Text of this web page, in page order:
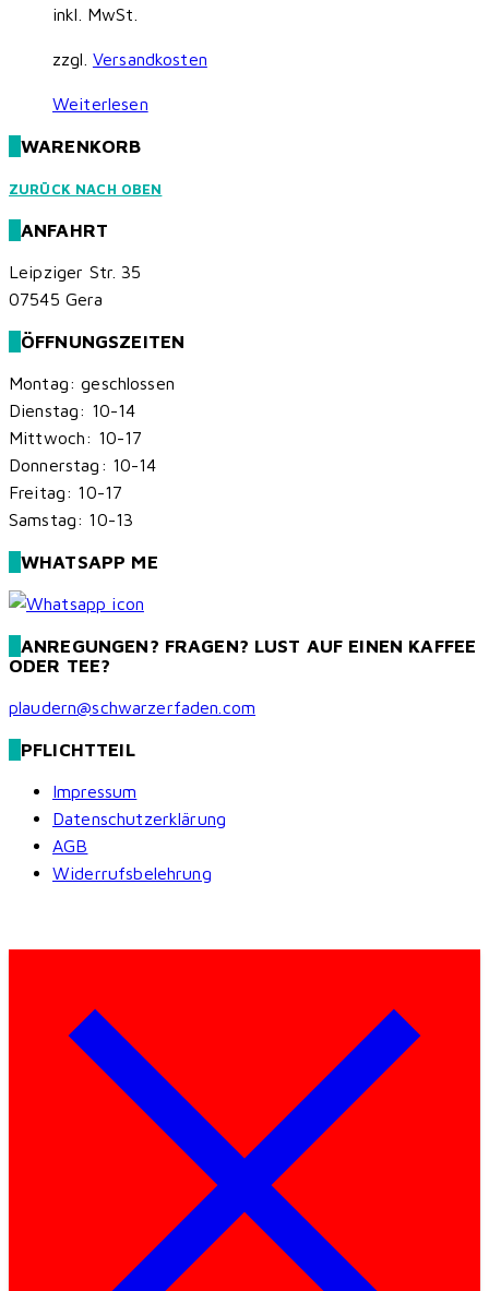
inkl. MwSt.
zzgl. Versandkosten
Weiterlesen
WARENKORB
ZURÜCK NACH OBEN
ANFAHRT
Leipziger Str. 35
07545 Gera
ÖFFNUNGSZEITEN
Montag: geschlossen
Dienstag: 10-14
Mittwoch: 10-17
Donnerstag: 10-14
Freitag: 10-17
Samstag: 10-13
WHATSAPP ME
ANREGUNGEN? FRAGEN? LUST AUF EINEN KAFFEE
ODER TEE?
plaudern@schwarzerfaden.com
PFLICHTTEIL
Impressum
Datenschutzerklärung
AGB
Widerrufsbelehrung